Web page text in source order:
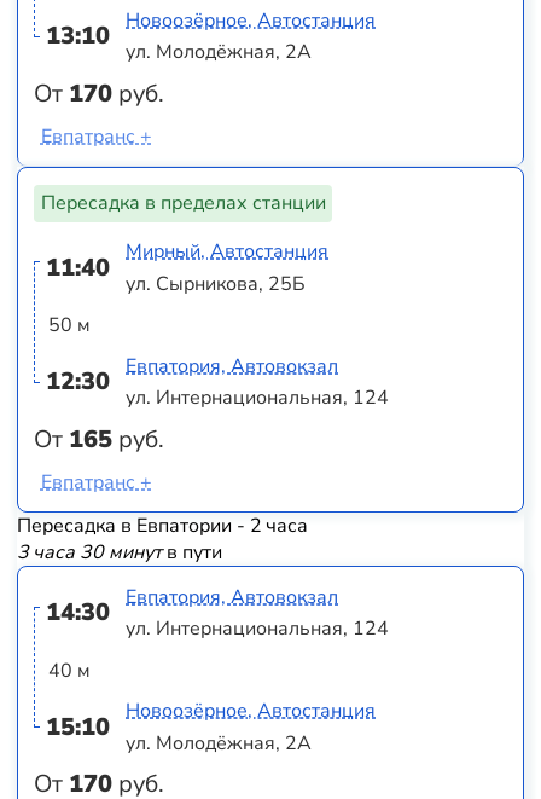
13:10
От 170 руб.
Новоозёрное, Автостанция
ул. Молодёжная, 2А
Евпатранс +
Пересадка в пределах станции
11:40
50 м
12:30
От 165 руб.
Мирный, Автостанция
ул. Сырникова, 25Б
Евпатория, Автовокзал
ул. Интернациональная, 124
Евпатранс +
Пересадка в Евпатории - 2 часа
3 часа 30 минутв пути
14:30
40 м
15:10
От 170 руб.
Евпатория, Автовокзал
ул. Интернациональная, 124
Новоозёрное, Автостанция
ул. Молодёжная, 2А